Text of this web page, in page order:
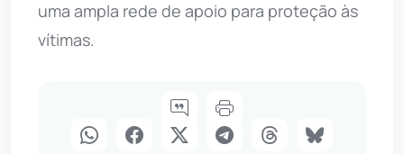
uma ampla rede de apoio para proteção às
vítimas.